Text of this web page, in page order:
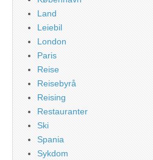
Land
Leiebil
London
Paris
Reise
Reisebyrå
Reising
Restauranter
Ski
Spania
Sykdom